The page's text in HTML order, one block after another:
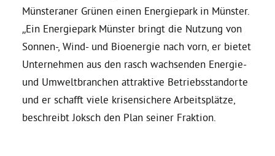
Ratsfraktion
Ratsmitglieder 2025 – 2030
Ratsanträge
Münsteraner Grünen einen Energiepark in Münster.
„Ein Energiepark Münster bringt die Nutzung von
Sonnen-, Wind- und Bioenergie nach vorn, er bietet
Unternehmen aus den rasch wachsenden Energie-
und Umweltbranchen attraktive Betriebsstandorte
und er schafft viele krisensichere Arbeitsplätze,
beschreibt Joksch den Plan seiner Fraktion.